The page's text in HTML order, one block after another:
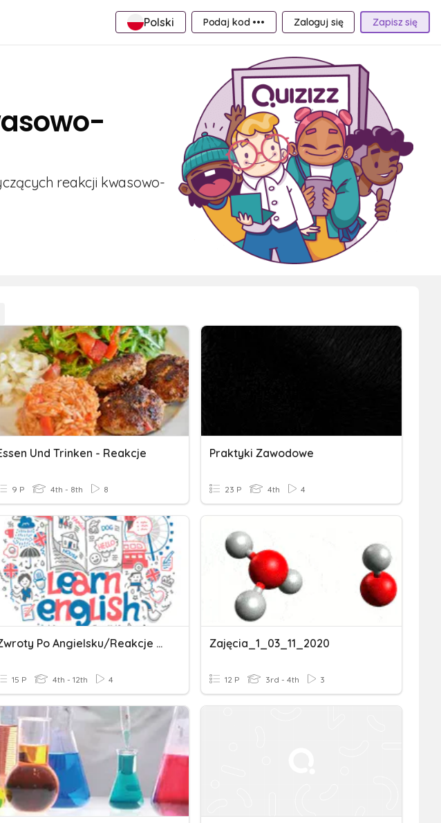
Polski Podaj kod ••• Zaloguj się Zapisz się
reakcji kwasowo-
Und Trinken - Reakcje
9 P 4th - 8th 8
Praktyki Zawodowe
23 P 4th 4
Zwroty Po Angielsku/reakcje - Cz. I
15 P 4th - 12th 4
Zajęcia_1_03_11_2020
12 P 3rd - 4th 3